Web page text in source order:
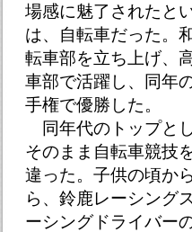
場感に魅了されたと
は、自転車だった。
転車部を立ち上げ、
車部で活躍し、同年
手権で優勝した。
同年代のトップと
そのまま自転車競技
違った。子供の頃か
ら、鈴鹿レーシング
ーシングドライバー